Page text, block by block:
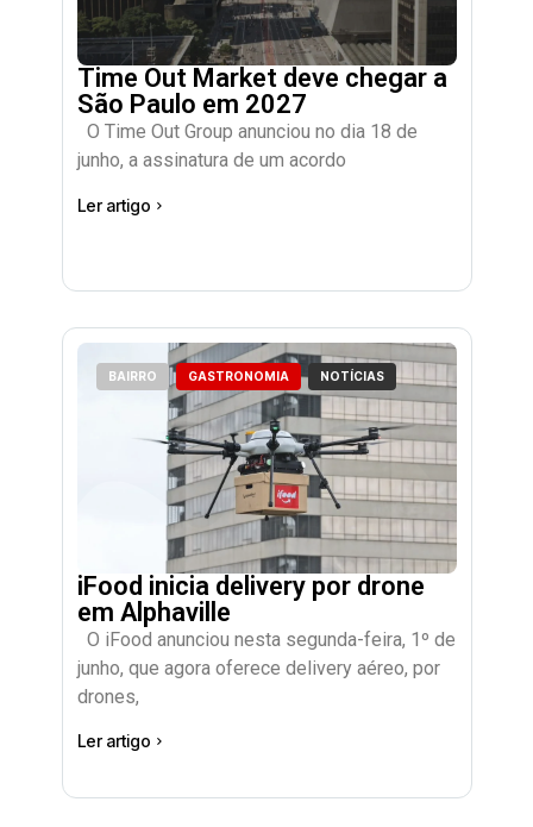
Time Out Market deve chegar a
São Paulo em 2027
O Time Out Group anunciou no dia 18 de
junho, a assinatura de um acordo
Ler artigo
BAIRRO GASTRONOMIA NOTÍCIAS
iFood inicia delivery por drone
em Alphaville
O iFood anunciou nesta segunda-feira, 1º de
junho, que agora oferece delivery aéreo, por
drones,
Ler artigo